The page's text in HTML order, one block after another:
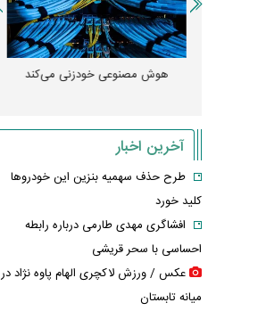
هوش مصنوعی خودزنی می‌کند
آخرین اخبار
طرح حذف سهمیه بنزین این خودرو‌ها
کلید خورد
افشاگری مهدی طارمی درباره رابطه
احساسی با سحر قریشی
عکس / ورزش لاکچری الهام پاوه نژاد در
میانه تابستان